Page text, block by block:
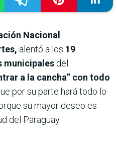
Nacional
alentó a los 19
municipales del
a la cancha” con todo
por su parte hará todo lo
su mayor deseo es
del Paraguay.